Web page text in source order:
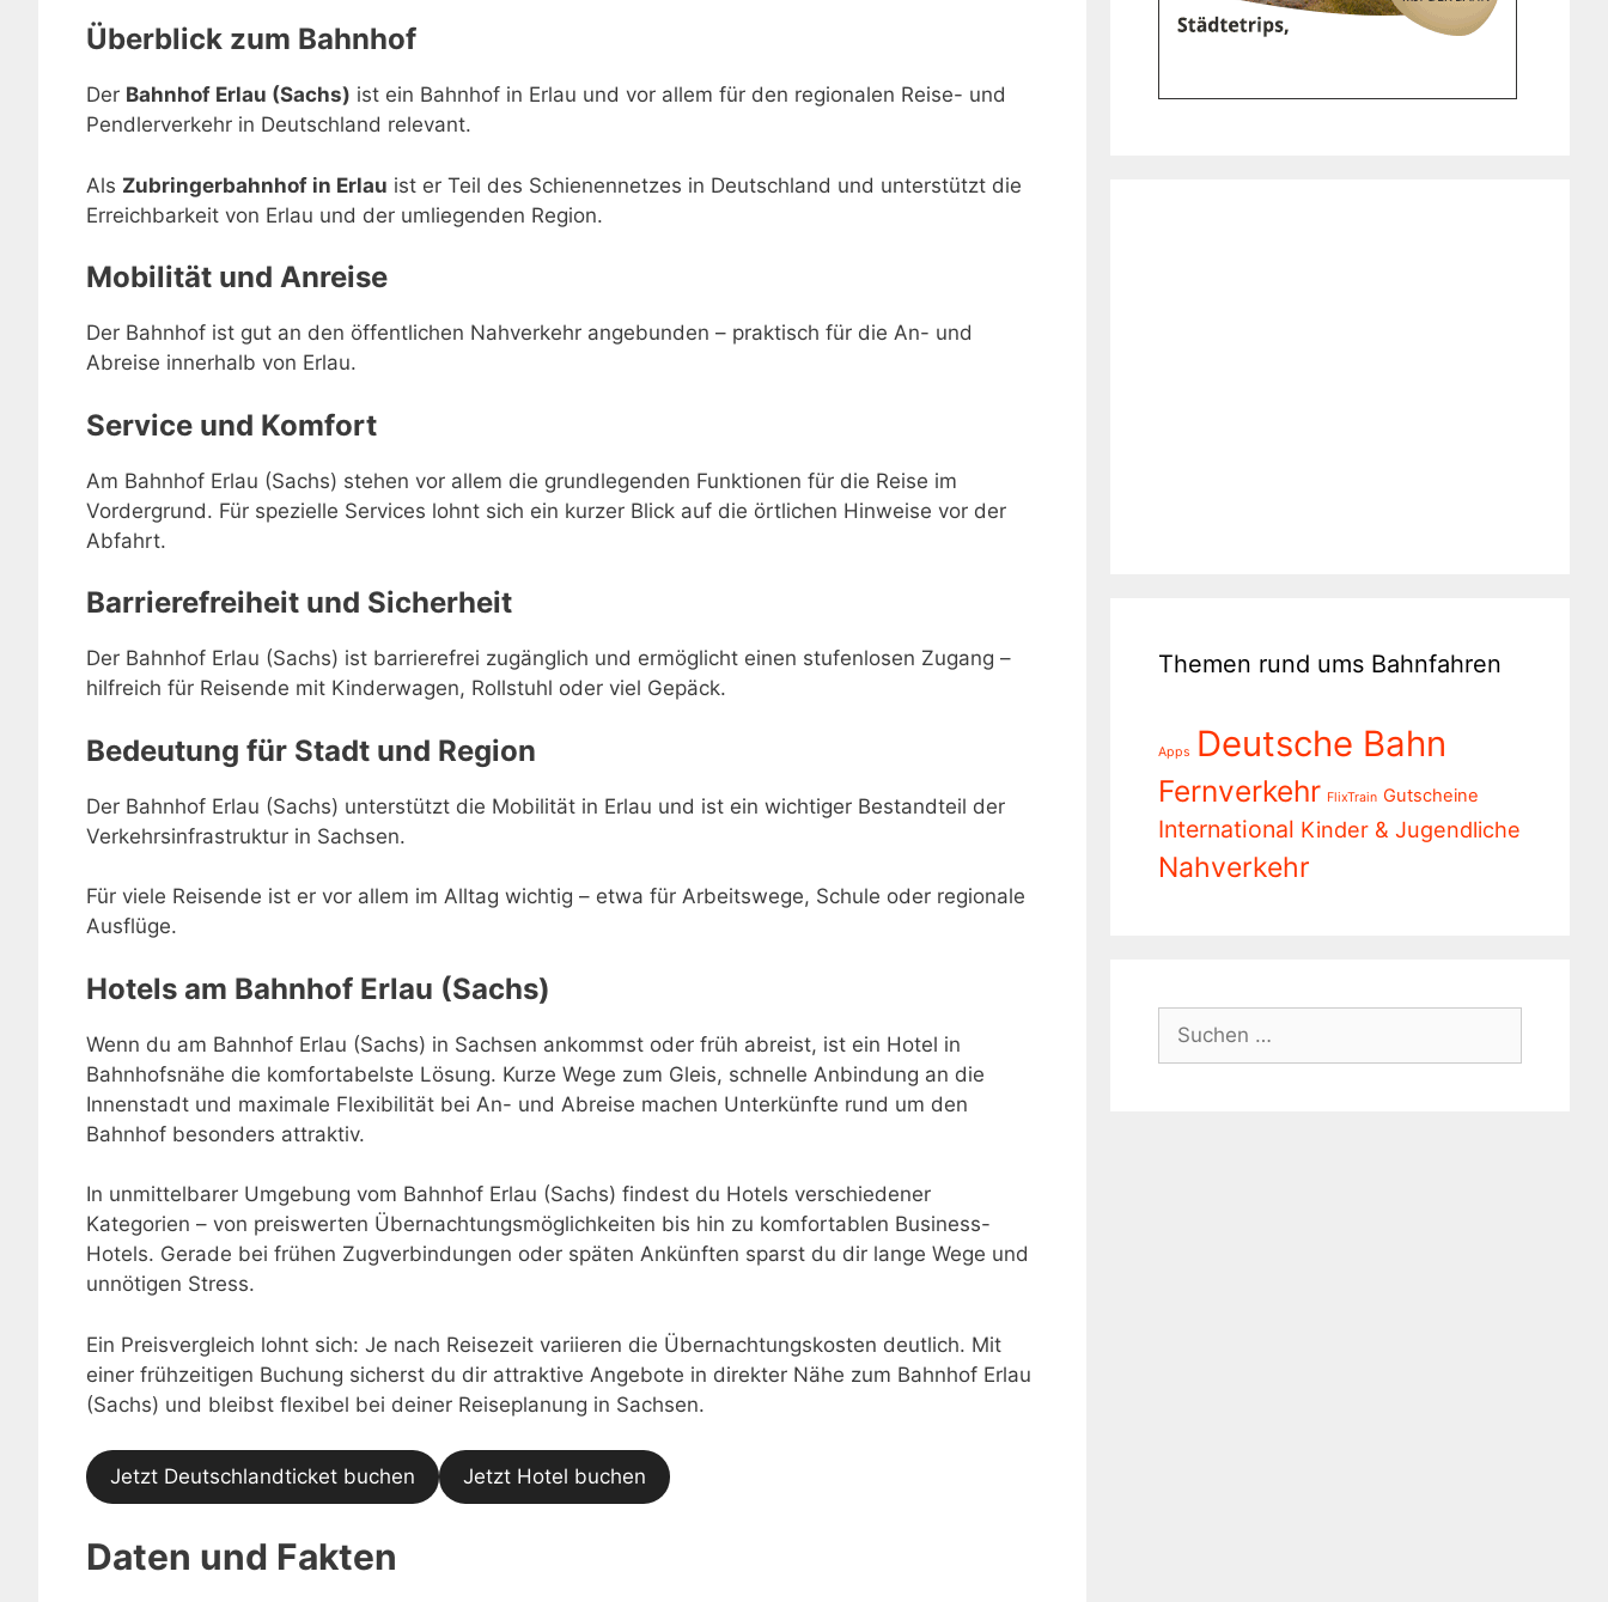
Überblick zum Bahnhof
Der Bahnhof Erlau (Sachs) ist ein Bahnhof in Erlau und vor allem für den regionalen Reise- und
Pendlerverkehr in Deutschland relevant.
Als Zubringerbahnhof in Erlau ist er Teil des Schienennetzes in Deutschland und unterstützt die
Erreichbarkeit von Erlau und der umliegenden Region.
Mobilität und Anreise
Der Bahnhof ist gut an den öffentlichen Nahverkehr angebunden – praktisch für die An- und
Abreise innerhalb von Erlau.
Service und Komfort
Am Bahnhof Erlau (Sachs) stehen vor allem die grundlegenden Funktionen für die Reise im
Vordergrund. Für spezielle Services lohnt sich ein kurzer Blick auf die örtlichen Hinweise vor der
Abfahrt.
Barrierefreiheit und Sicherheit
Der Bahnhof Erlau (Sachs) ist barrierefrei zugänglich und ermöglicht einen stufenlosen Zugang –
hilfreich für Reisende mit Kinderwagen, Rollstuhl oder viel Gepäck.
Bedeutung für Stadt und Region
Der Bahnhof Erlau (Sachs) unterstützt die Mobilität in Erlau und ist ein wichtiger Bestandteil der
Verkehrsinfrastruktur in Sachsen.
Für viele Reisende ist er vor allem im Alltag wichtig – etwa für Arbeitswege, Schule oder regionale
Ausflüge.
Hotels am Bahnhof Erlau (Sachs)
Wenn du am Bahnhof Erlau (Sachs) in Sachsen ankommst oder früh abreist, ist ein Hotel in
Bahnhofsnähe die komfortabelste Lösung. Kurze Wege zum Gleis, schnelle Anbindung an die
Innenstadt und maximale Flexibilität bei An- und Abreise machen Unterkünfte rund um den
Bahnhof besonders attraktiv.
In unmittelbarer Umgebung vom Bahnhof Erlau (Sachs) findest du Hotels verschiedener
Kategorien – von preiswerten Übernachtungsmöglichkeiten bis hin zu komfortablen Business-
Hotels. Gerade bei frühen Zugverbindungen oder späten Ankünften sparst du dir lange Wege und
unnötigen Stress.
Ein Preisvergleich lohnt sich: Je nach Reisezeit variieren die Übernachtungskosten deutlich. Mit
einer frühzeitigen Buchung sicherst du dir attraktive Angebote in direkter Nähe zum Bahnhof Erlau
(Sachs) und bleibst flexibel bei deiner Reiseplanung in Sachsen.
Jetzt Deutschlandticket buchen Jetzt Hotel buchen
Daten und Fakten
Themen rund ums Bahnfahren
Apps Deutsche Bahn
Fernverkehr FlixTrain Gutscheine
International Kinder & Jugendliche
Nahverkehr
nach: